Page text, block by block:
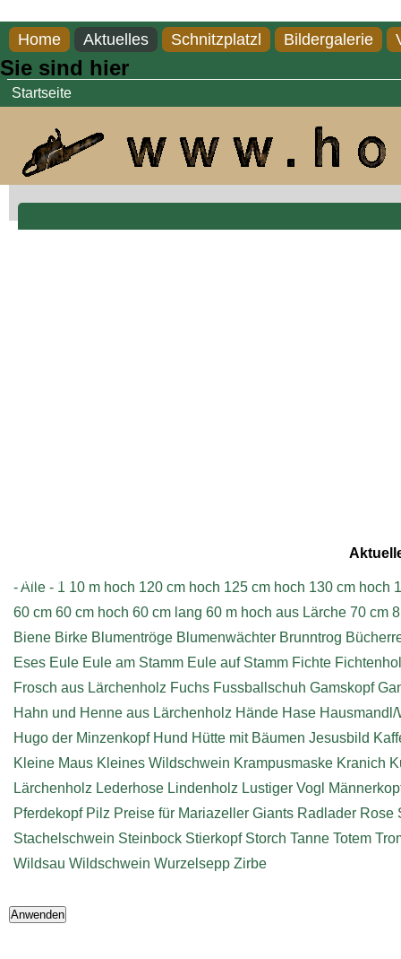
Home Aktuelles Schnitzplatzl Bildergalerie
Sie sind hier
Startseite
- Alle - 1 10 m hoch 120 cm hoch 125 cm hoch 130 cm hoch
60 cm 60 cm hoch 60 cm lang 60 m hoch aus Lärche 70 cm
Biene Birke Blumentröge Blumenwächter Brunntrog
Eses Eule Eule am Stamm Eule auf Stamm Fichte
Frosch aus Lärchenholz Fuchs Fussballschuh Gamskopf
Hahn und Henne aus Lärchenholz Hände Hase Hausmandl/
Hugo der Minzenkopf Hund Hütte mit Bäumen Jesusbild
Kleine Maus Kleines Wildschwein Krampusmaske Kranich
Lärchenholz Lederhose Lindenholz Lustiger Vogl
Pferdekopf Pilz Preise für Mariazeller Giants Radlader Rose
Stachelschwein Steinbock Stierkopf Storch Tanne Totem
Wildsau Wildschwein Wurzelsepp Zirbe
Impressum